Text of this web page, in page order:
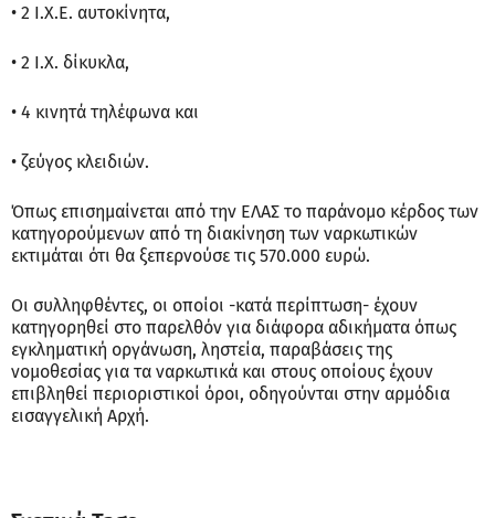
• 2 Ι.Χ.Ε. αυτοκίνητα,
• 2 Ι.Χ. δίκυκλα,
• 4 κινητά τηλέφωνα και
• ζεύγος κλειδιών.
Όπως επισημαίνεται από την ΕΛΑΣ το παράνομο κέρδος των
κατηγορούμενων από τη διακίνηση των ναρκωτικών
εκτιμάται ότι θα ξεπερνούσε τις 570.000 ευρώ.
Οι συλληφθέντες, οι οποίοι -κατά περίπτωση- έχουν
κατηγορηθεί στο παρελθόν για διάφορα αδικήματα όπως
εγκληματική οργάνωση, ληστεία, παραβάσεις της
νομοθεσίας για τα ναρκωτικά και στους οποίους έχουν
επιβληθεί περιοριστικοί όροι, οδηγούνται στην αρμόδια
εισαγγελική Αρχή.